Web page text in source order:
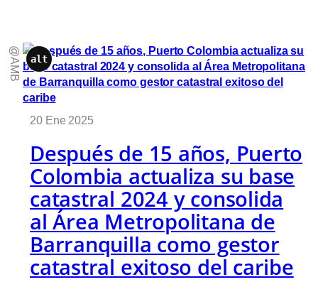
@AMB alt
20 Ene 2025
Después de 15 años, Puerto
Colombia actualiza su base
catastral 2024 y consolida
al Área Metropolitana de
Barranquilla como gestor
catastral exitoso del caribe